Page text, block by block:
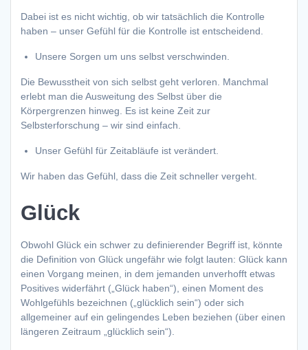
Dabei ist es nicht wichtig, ob wir tatsächlich die Kontrolle
haben – unser Gefühl für die Kontrolle ist entscheidend.
Unsere Sorgen um uns selbst verschwinden.
Die Bewusstheit von sich selbst geht verloren. Manchmal
erlebt man die Ausweitung des Selbst über die
Körpergrenzen hinweg. Es ist keine Zeit zur
Selbsterforschung – wir sind einfach.
Unser Gefühl für Zeitabläufe ist verändert.
Wir haben das Gefühl, dass die Zeit schneller vergeht.
Glück
Obwohl Glück ein schwer zu definierender Begriff ist, könnte
die Definition von Glück ungefähr wie folgt lauten: Glück kann
einen Vorgang meinen, in dem jemanden unverhofft etwas
Positives widerfährt („Glück haben“), einen Moment des
Wohlgefühls bezeichnen („glücklich sein“) oder sich
allgemeiner auf ein gelingendes Leben beziehen (über einen
längeren Zeitraum „glücklich sein“).